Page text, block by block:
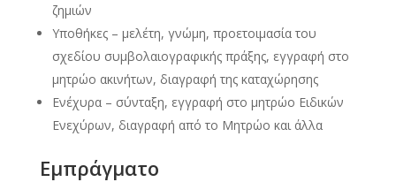
ζημιών
Υποθήκες – μελέτη, γνώμη, προετοιμασία του
σχεδίου συμβολαιογραφικής πράξης, εγγραφή στο
μητρώο ακινήτων, διαγραφή της καταχώρησης
Ενέχυρα – σύνταξη, εγγραφή στο μητρώο Ειδικών
Ενεχύρων, διαγραφή από το Μητρώο και άλλα
Εμπράγματο